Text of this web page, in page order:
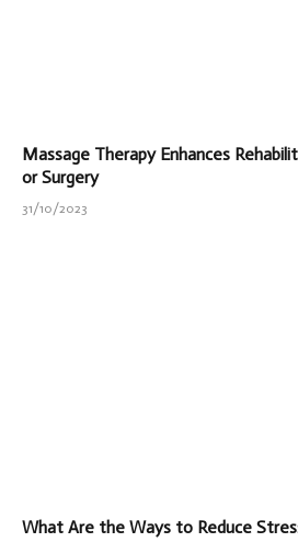
Massage Therapy Enhances
or Surgery
31/10/2023
What Are the Ways to Reduce